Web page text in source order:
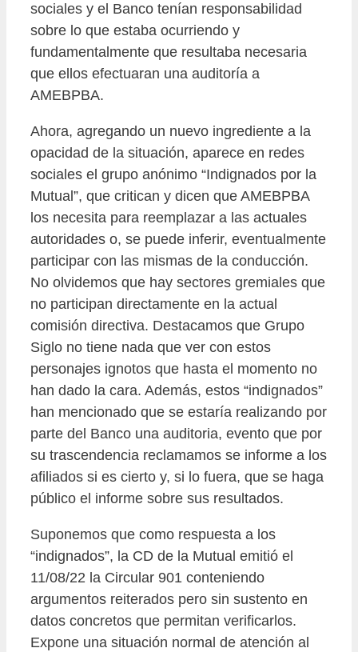
sociales y el Banco tenían responsabilidad
sobre lo que estaba ocurriendo y
fundamentalmente que resultaba necesaria
que ellos efectuaran una auditoría a
AMEBPBA.
Ahora, agregando un nuevo ingrediente a la
opacidad de la situación, aparece en redes
sociales el grupo anónimo “Indignados por la
Mutual”, que critican y dicen que AMEBPBA
los necesita para reemplazar a las actuales
autoridades o, se puede inferir, eventualmente
participar con las mismas de la conducción.
No olvidemos que hay sectores gremiales que
no participan directamente en la actual
comisión directiva. Destacamos que Grupo
Siglo no tiene nada que ver con estos
personajes ignotos que hasta el momento no
han dado la cara. Además, estos “indignados”
han mencionado que se estaría realizando por
parte del Banco una auditoria, evento que por
su trascendencia reclamamos se informe a los
afiliados si es cierto y, si lo fuera, que se haga
público el informe sobre sus resultados.
Suponemos que como respuesta a los
“indignados”, la CD de la Mutual emitió el
11/08/22 la Circular 901 conteniendo
argumentos reiterados pero sin sustento en
datos concretos que permitan verificarlos.
Expone una situación normal de atención al